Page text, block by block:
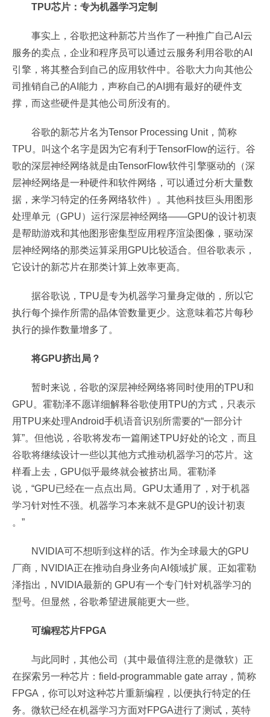
TPU芯片：专为机器学习定制
事实上，谷歌把这种新芯片当作了一种推广自己AI云
服务的卖点，企业和程序员可以通过云服务利用谷歌的AI
引擎，将其整合到自己的应用软件中。谷歌大力向其他公
司推销自己的AI能力，声称自己的AI拥有最好的硬件支
撑，而这些硬件是其他公司所没有的。
谷歌的新芯片名为Tensor Processing Unit，简称
TPU。叫这个名字是因为它有利于TensorFlow的运行。谷
歌的深层神经网络就是由TensorFlow软件引擎驱动的（深
层神经网络是一种硬件和软件网络，可以通过分析大量数
据，来学习特定的任务网络软件）。其他科技巨头用图形
处理单元（GPU）运行深层神经网络——GPU的设计初衷
是帮助游戏和其他图形密集型应用程序渲染图像，驱动深
层神经网络的那类运算采用GPU比较适合。但谷歌表示，
它设计的新芯片在那类计算上效率更高。
据谷歌说，TPU是专为机器学习量身定做的，所以它
执行每个操作所需的晶体管数量更少。这意味着芯片每秒
执行的操作数量增多了。
将GPU挤出局？
暂时来说，谷歌的深层神经网络将同时使用的TPU和
GPU。霍勒泽不愿详细解释谷歌使用TPU的方式，只表示
用TPU来处理Android手机语音识别所需要的“一部分计
算”。但他说，谷歌将发布一篇阐述TPU好处的论文，而且
谷歌将继续设计一些以其他方式推动机器学习的芯片。这
样看上去，GPU似乎最终就会被挤出局。霍勒泽
说，“GPU已经在一点点出局。GPU太通用了，对于机器
学习针对性不强。机器学习本来就不是GPU的设计初衷
。”
NVIDIA可不想听到这样的话。作为全球最大的GPU
厂商，NVIDIA正在推动自身业务向AI领域扩展。正如霍勒
泽指出，NVIDIA最新的 GPU有一个专门针对机器学习的
型号。但显然，谷歌希望进展能更大一些。
可编程芯片FPGA
与此同时，其他公司（其中最值得注意的是微软）正
在探索另一种芯片：field-programmable gate array，简称
FPGA，你可以对这种芯片重新编程，以便执行特定的任
务。微软已经在机器学习方面对FPGA进行了测试，英特